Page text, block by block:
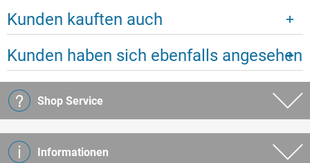
Kunden kauften auch
Kunden haben sich ebenfalls angesehen
Shop Service
Informationen